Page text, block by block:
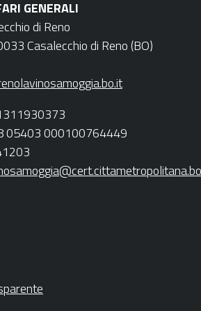
GENERALI
di Reno
Casalecchio di Reno (BO)
05403 000100764449